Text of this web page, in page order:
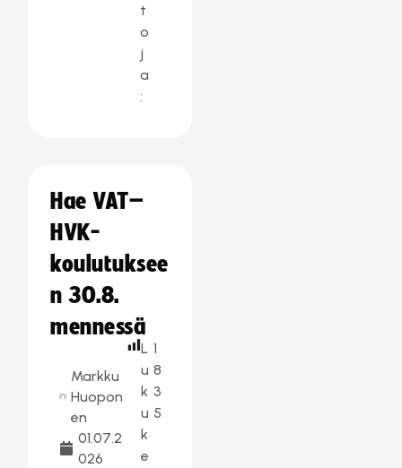
t
o
j
a
:
Hae VAT–
HVK-
koulutuksee
n 30.8.
mennessä
Markku
Huopon
en
01.07.2
026
L
u
k
u
k
e
1
8
3
5